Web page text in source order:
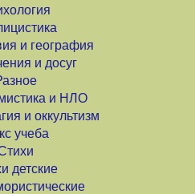
и география
и досуг
и НЛО
и оккультизм
учеба
детские